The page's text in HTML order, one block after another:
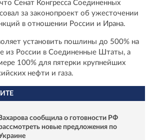
Сенат Конгресса Соединенных
за законопроект об ужесточении
в отношении России и Ирана.
установить пошлины до 500% на
из России в Соединенные Штаты, а
100% для пятерки крупнейших
нефти и газа.
сообщила о готовности РФ
новые предложения по